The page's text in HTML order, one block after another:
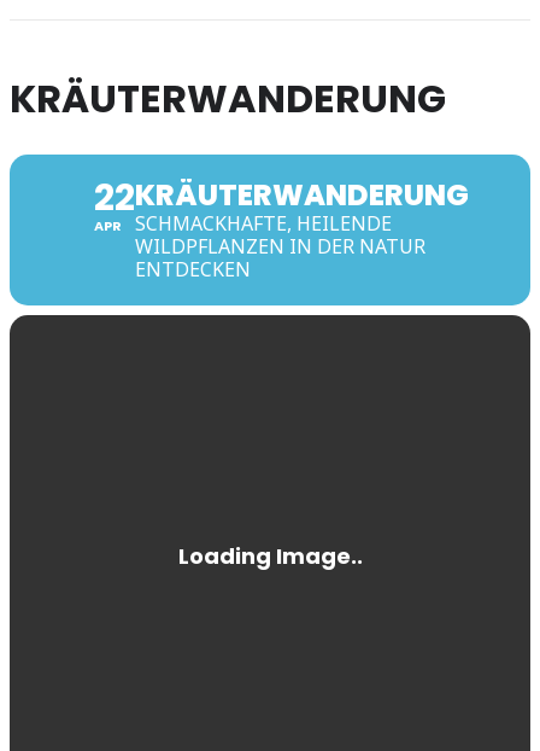
KRÄUTERWANDERUNG
22
APR
KRÄUTERWANDERUNG
SCHMACKHAFTE, HEILENDE
WILDPFLANZEN IN DER NATUR
ENTDECKEN